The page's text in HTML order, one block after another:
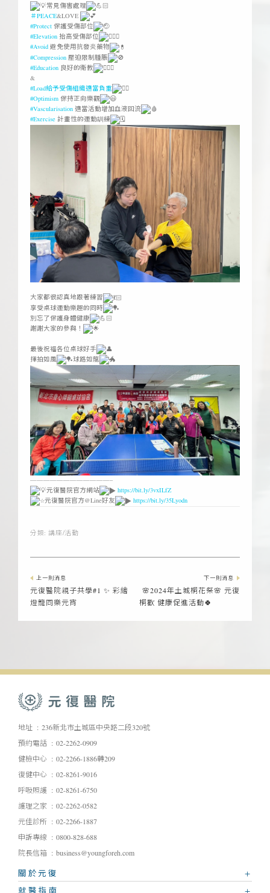
常見傷害處理
＃PEACE&LOVE
#Protect保護受傷部位
#Elevation抬高受傷部位
#Avoid避免使用抗發炎藥物
#Compression壓迫限制腫脹
#Education 良好的衛教
&
#Load給予受傷組織適當負重
#Optimism保持正向樂觀
#Vascularisation適當活動增加血液回流
#Exercise計畫性的運動訓練
大家都很認真地跟著練習
享受桌球運動樂趣的同時
別忘了保護身體健康
謝謝大家的參與！
最後祝福各位桌球好手
揮拍如風
球路如龍
————————————–
元復醫院官方網站
https://bit.ly/3vxILfZ
元復醫院官方@Line好友
https://bit.ly/35Lyodn
分類:講座/活動
上一則消息
元復醫院親子共學#1 ✨ 彩繪
燈籠同樂元宵
下一則消息
🌸2024年土城桐花祭🌸 元復
桐歡 健康促進活動🍀
地址
236新北市土城區中央路二段320號
預約電話
02-2262-0909
健檢中心
02-2266-1886轉209
復健中心
02-8261-9016
呼吸照護
02-8261-6750
護理之家
02-2262-0582
元佳診所
02-2266-1887
申訴專線
0800-828-688
院長信箱
business@youngforeh.com
關於元復